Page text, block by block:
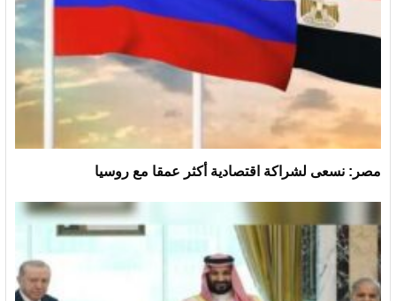
مصر: نسعى لشراكة اقتصادية أكثر عمقا مع روسيا